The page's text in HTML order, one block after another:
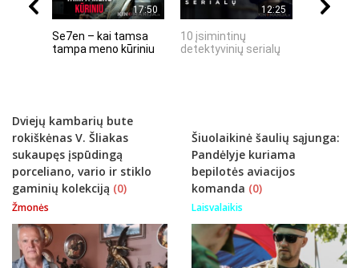
17:50
Se7en – kai tamsa
tampa meno kūriniu
12:25
10 įsimintinų
detektyvinių serialų
Dviejų kambarių bute
rokiškėnas V. Šliakas
sukaupęs įspūdingą
porceliano, vario ir stiklo
gaminių kolekciją (0)
Žmonės
Šiuolaikinė šaulių sąjunga:
Pandėlyje kuriama
bepilotės aviacijos
komanda (0)
Laisvalaikis